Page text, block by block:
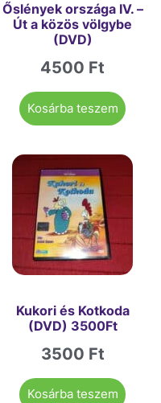
Őslények országa IV. –
Út a közös völgybe
(DVD)
4500 Ft
Kosárba teszem
Kukori és Kotkoda
(DVD) 3500Ft
3500 Ft
Kosárba teszem